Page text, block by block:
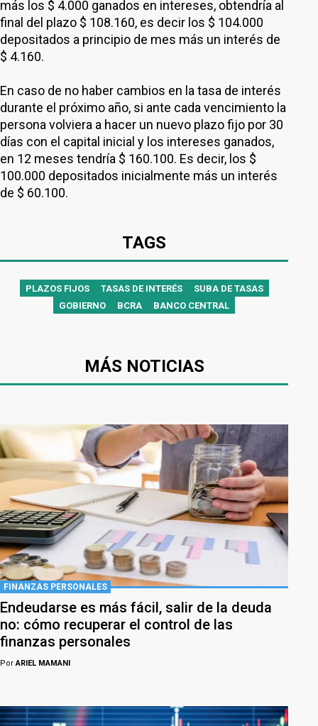
más los $ 4.000 ganados en intereses, obtendría al
final del plazo $ 108.160, es decir los $ 104.000
depositados a principio de mes más un interés de
$ 4.160.
En caso de no haber cambios en la tasa de interés
durante el próximo año, si ante cada vencimiento la
persona volviera a hacer un nuevo plazo fijo por 30
días con el capital inicial y los intereses ganados,
en 12 meses tendría $ 160.100. Es decir, los $
100.000 depositados inicialmente más un interés
de $ 60.100.
TAGS
PLAZOS FIJOS TASAS DE INTERÉS
SUBA DE TASAS
GOBIERNO
BCRA BANCO CENTRAL
MÁS NOTICIAS
FINANZAS PERSONALES
Endeudarse es más fácil, salir de la deuda
no: cómo recuperar el control de las
finanzas personales
PorARIEL MAMANI